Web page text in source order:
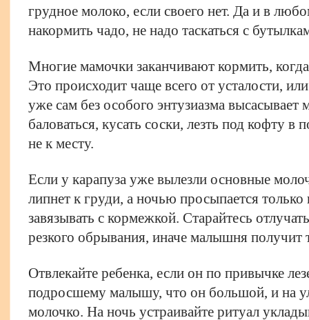
грудное молоко, если своего нет. Да и в
накормить чадо, не надо таскаться с
Многие мамочки заканчивают кормить,
Это происходит чаще всего от усталости,
уже сам без особого энтузиазма
баловаться, кусать соски, лезть под кофту в
не к месту.
Если у карапуза уже вылезли основные
липнет к груди, а ночью просыпается
завязывать с кормежкой. Старайтесь
резкого обрывания, иначе малышня получит
Отвлекайте ребенка, если он по привычке
подросшему малышу, что он большой, и на
молочко. На ночь устраивайте ритуал